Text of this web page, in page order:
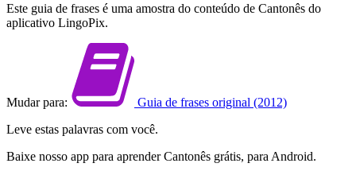
Este guia de frases é uma amostra do conteúdo de Cantonês do
aplicativo LingoPix.
Mudar para:
Guia de frases original (2012)
Leve estas palavras com você.
Baixe nosso app para aprender Cantonês grátis, para Android.